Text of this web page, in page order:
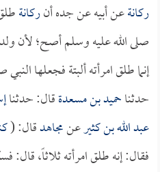
ركانةعن أبيه عن جده أنركانة
صلى الله عليه وسلم أصح؛ لأن
إنما طلق امرأته ألبتة فجعلها
حدثناحميد بن مسعدةقال: حدثنا
عبد الله بن كثيرعنمجاهدقال: (
فقال: إنه طلق امرأته ثلاثاً،